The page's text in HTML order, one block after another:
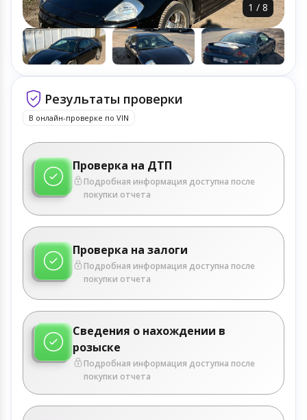
1 / 8
Результаты проверки
В онлайн-проверке по VIN
Проверка на ДТП
Подробная информация доступна после
покупки отчета
Проверка на залоги
Подробная информация доступна после
покупки отчета
Сведения о нахождении в
розыске
Подробная информация доступна после
покупки отчета